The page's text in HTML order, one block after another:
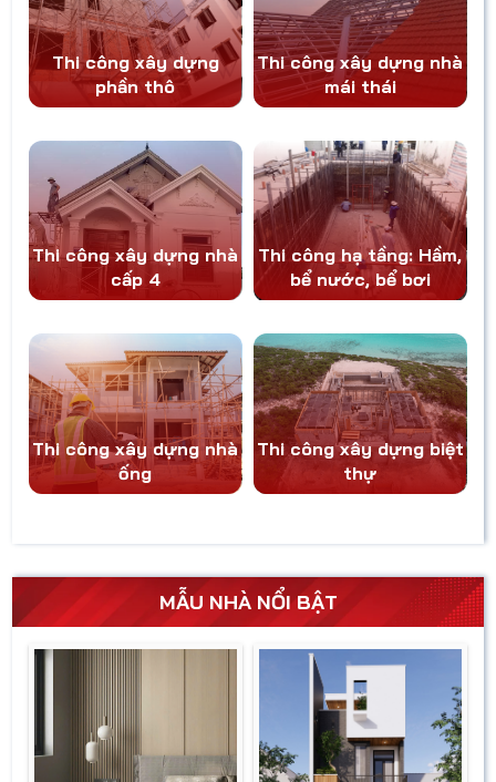
giao, không
bảo hành. Nếu
bạn sắp xây
nhà và muốn
mọi thứ diễn ra
suôn sẻ, đừng
chia sẻ kinh
nghiệm quý
báu trong bài
viết dưới đây.
Thi công xây dựng
phần thô
Thi công xây dựng nhà
mái thái
Thi công xây dựng nhà
cấp 4
Thi công hạ tầng: Hầm,
bể nước, bể bơi
Thi công xây dựng nhà
ống
Thi công xây dựng biệt
thự
MẪU NHÀ NỔI BẬT